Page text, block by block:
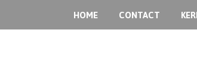
HOME CONTACT